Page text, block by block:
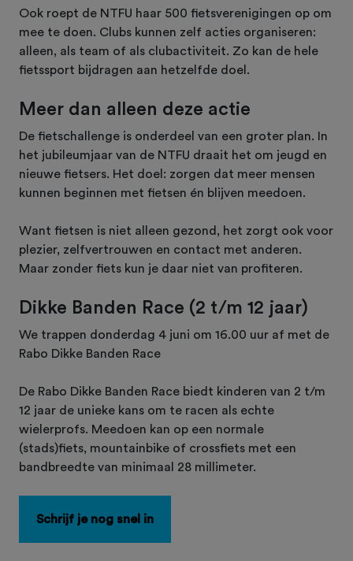
Ook roept de NTFU haar 500 fietsverenigingen op om
mee te doen. Clubs kunnen zelf acties organiseren:
alleen, als team of als clubactiviteit. Zo kan de hele
fietssport bijdragen aan hetzelfde doel.
Meer dan alleen deze actie
De fietschallenge is onderdeel van een groter plan. In
het jubileumjaar van de NTFU draait het om jeugd en
nieuwe fietsers. Het doel: zorgen dat meer mensen
kunnen beginnen met fietsen én blijven meedoen.
Want fietsen is niet alleen gezond, het zorgt ook voor
plezier, zelfvertrouwen en contact met anderen.
Maar zonder fiets kun je daar niet van profiteren.
Dikke Banden Race (2 t/m 12 jaar)
We trappen donderdag 4 juni om 16.00 uur af met de
Rabo Dikke Banden Race
De Rabo Dikke Banden Race biedt kinderen van 2 t/m
12 jaar de unieke kans om te racen als echte
wielerprofs. Meedoen kan op een normale
(stads)fiets, mountainbike of crossfiets met een
bandbreedte van minimaal 28 millimeter.
Schrijf je nog snel in